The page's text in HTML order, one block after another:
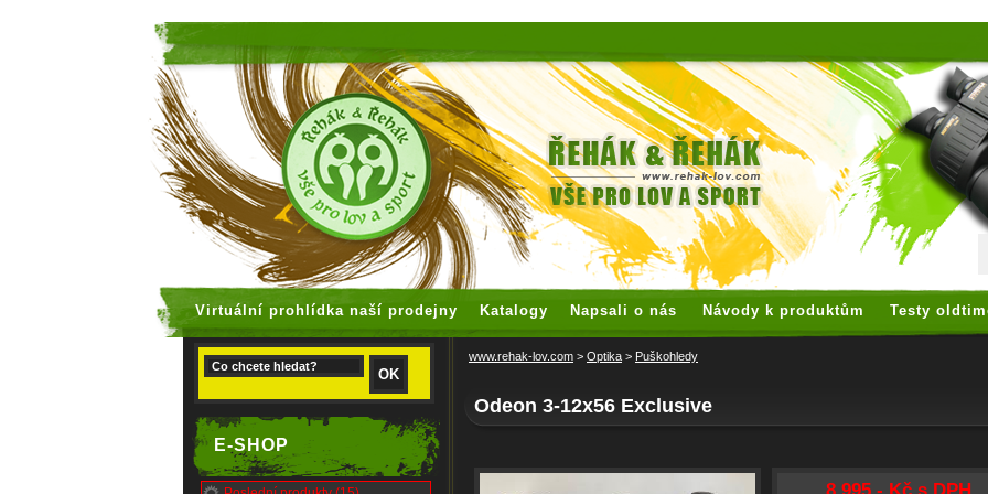
Virtuální prohlídka naší prodejny Katalogy Napsali o nás Návody k produktům Testy
E-SHOP
www.rehak-lov.com > Optika > Puškohledy
Odeon 3-12x56 Exclusive